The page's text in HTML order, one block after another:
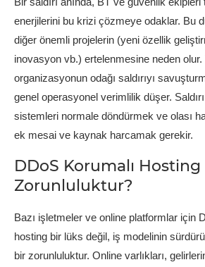
enerjilerini bu krizi çözmeye odaklar. Bu
diğer önemli projelerin (yeni özellik
inovasyon vb.) ertelenmesine neden olur.
organizasyonun odağı saldırıyı
genel operasyonel verimlilik düşer.
sistemleri normale döndürmek ve olası
ek mesai ve kaynak harcamak gerekir.
DDoS Korumalı
Zorunluluktur?
Bazı işletmeler ve online platformlar için
hosting bir lüks değil, iş modelinin
bir zorunluluktur. Online varlıkları,